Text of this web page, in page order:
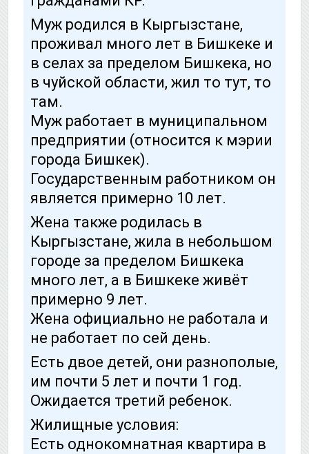
Муж родился в Кыргызстане,
проживал много лет в Бишкеке и
в селах за пределом Бишкека, но
в чуйской области, жил то тут, то
там.
Муж работает в муниципальном
предприятии (относится к мэрии
города Бишкек).
Государственным работником он
является примерно 10 лет.
Жена также родилась в
Кыргызстане, жила в небольшом
городе за пределом Бишкека
много лет, а в Бишкеке живёт
примерно 9 лет.
Жена официально не работала и
не работает по сей день.
Есть двое детей, они разнополые,
им почти 5 лет и почти 1 год.
Ожидается третий ребенок.
Жилищные условия:
Есть однокомнатная квартира в